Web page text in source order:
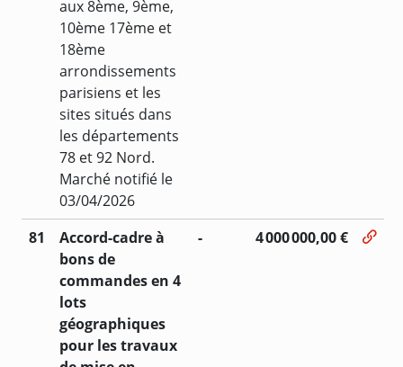
aux 8ème, 9ème,
10ème 17ème et
18ème
arrondissements
parisiens et les
sites situés dans
les départements
78 et 92 Nord.
Marché notifié le
03/04/2026
81
Accord-cadre à
bons de
commandes en 4
lots
géographiques
pour les travaux
- 4 000 000,00 €